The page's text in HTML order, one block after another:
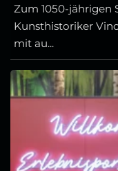
Zum 1050-
Kunsthistoriker
mit au...